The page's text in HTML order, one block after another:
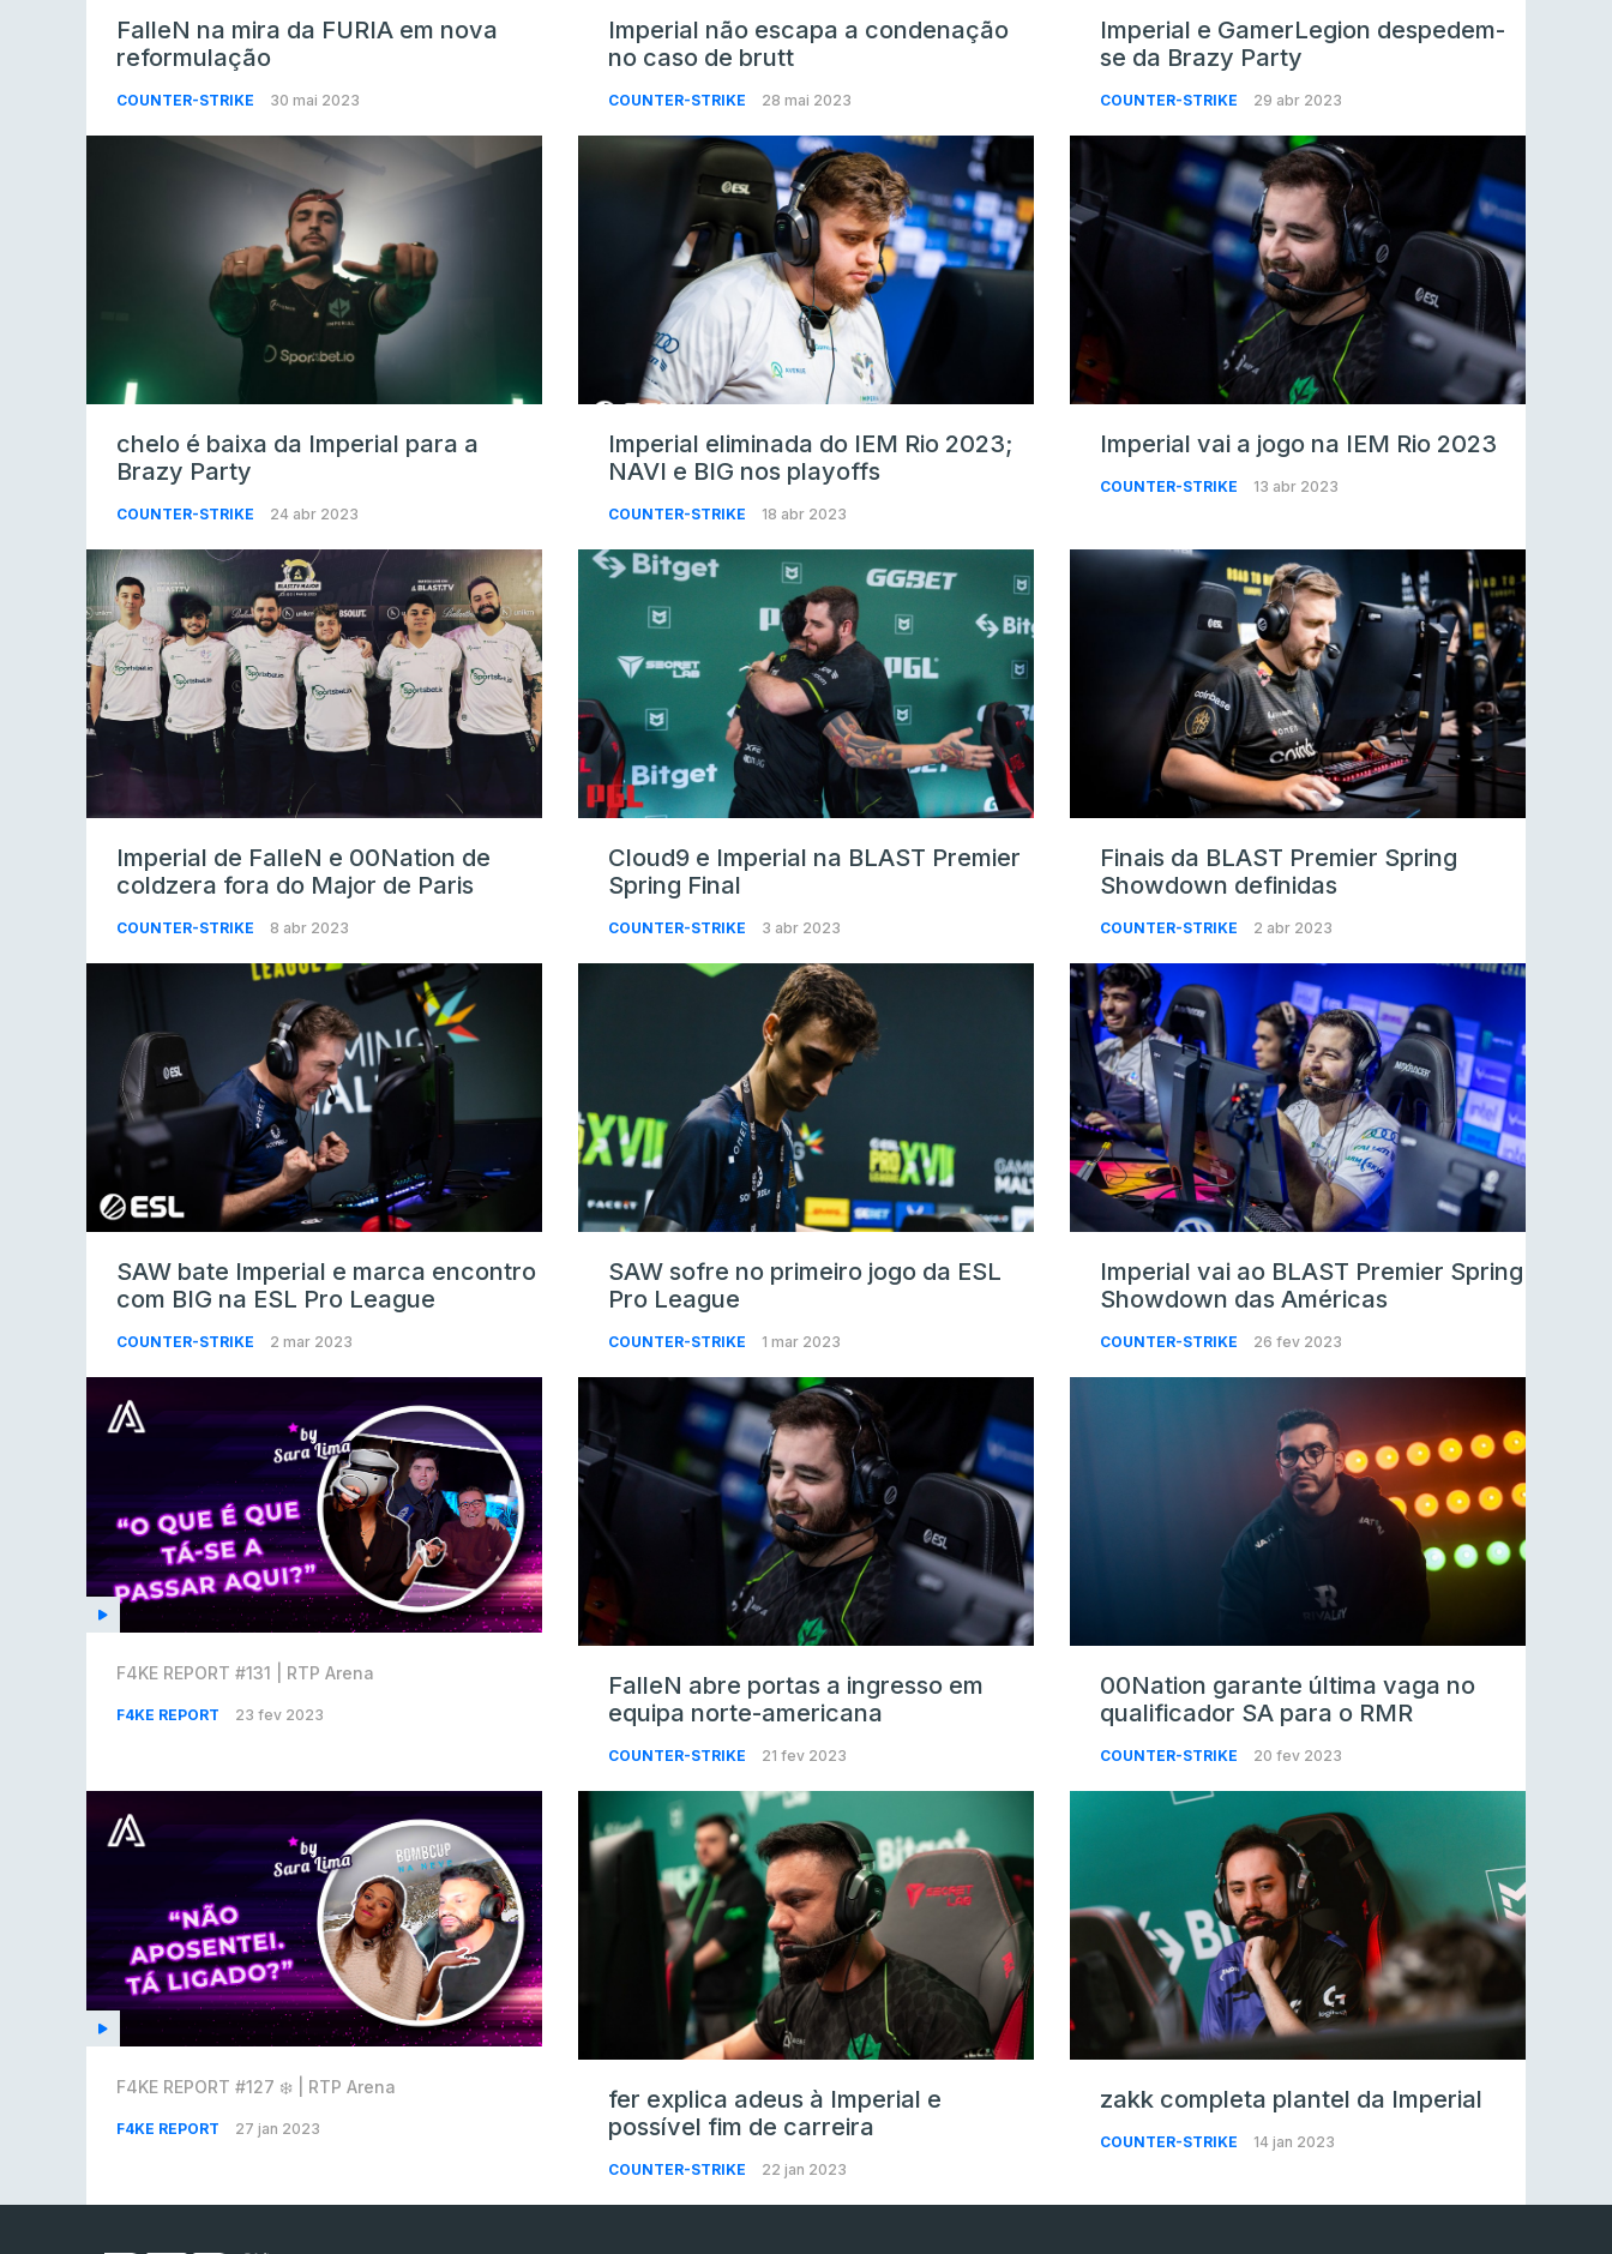
FalleN na mira da FURIA em nova
reformulação
COUNTER-STRIKE 30 mai 2023
Imperial não escapa a condenação
no caso de brutt
COUNTER-STRIKE 28 mai 2023
Imperial e GamerLegion despedem-
se da Brazy Party
COUNTER-STRIKE 29 abr 2023
chelo é baixa da Imperial para a
Brazy Party
COUNTER-STRIKE 24 abr 2023
Imperial eliminada do IEM Rio 2023;
NAVI e BIG nos playoffs
COUNTER-STRIKE 18 abr 2023
Imperial vai a jogo na IEM Rio 2023
COUNTER-STRIKE 13 abr 2023
Imperial de FalleN e 00Nation de
coldzera fora do Major de Paris
COUNTER-STRIKE 8 abr 2023
Cloud9 e Imperial na BLAST Premier
Spring Final
COUNTER-STRIKE 3 abr 2023
Finais da BLAST Premier Spring
Showdown definidas
COUNTER-STRIKE 2 abr 2023
SAW bate Imperial e marca encontro
com BIG na ESL Pro League
COUNTER-STRIKE 2 mar 2023
SAW sofre no primeiro jogo da ESL
Pro League
COUNTER-STRIKE 1 mar 2023
Imperial vai ao BLAST Premier Spring
Showdown das Américas
COUNTER-STRIKE 26 fev 2023
F4KE REPORT #131 | RTP Arena
F4KE REPORT 23 fev 2023
FalleN abre portas a ingresso em
equipa norte-americana
COUNTER-STRIKE 21 fev 2023
00Nation garante última vaga no
qualificador SA para o RMR
COUNTER-STRIKE 20 fev 2023
F4KE REPORT #127 ❄️ | RTP Arena
F4KE REPORT 27 jan 2023
fer explica adeus à Imperial e
possível fim de carreira
COUNTER-STRIKE 22 jan 2023
zakk completa plantel da Imperial
COUNTER-STRIKE 14 jan 2023